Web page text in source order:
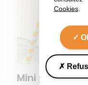
Cookies.
Mini pizzas